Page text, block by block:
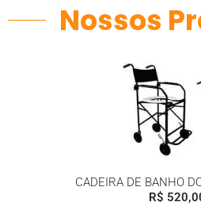
Nossos
CADEIRA DE BANHO
R$